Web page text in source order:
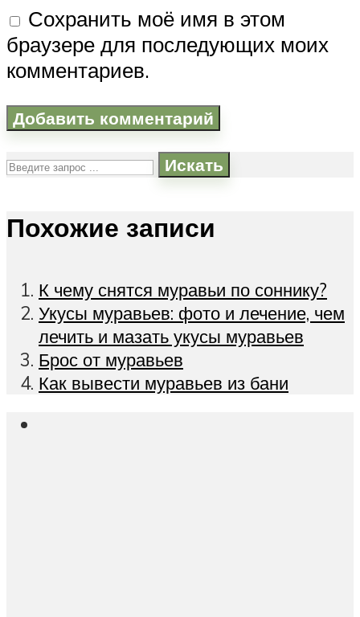
Сохранить моё имя в этом
браузере для последующих моих
комментариев.
Искать
Похожие записи
К чему снятся муравьи по соннику?
Укусы муравьев: фото и лечение, чем
лечить и мазать укусы муравьев
Брос от муравьев
Как вывести муравьев из бани